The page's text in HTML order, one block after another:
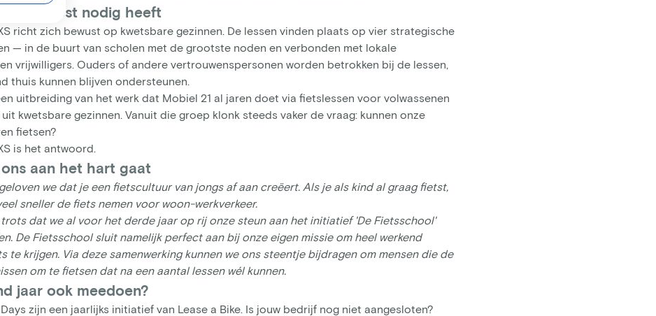
het meest nodig heeft
richt zich bewust op kwetsbare gezinnen. De lessen vinden plaats op vier strategische
— in de buurt van scholen met de grootste noden en verbonden met lokale
vrijwilligers. Ouders of andere vertrouwenspersonen worden betrokken bij de lessen,
thuis kunnen blijven ondersteunen.
uitbreiding van het werk dat Mobiel 21 al jaren doet via fietslessen voor volwassenen
kwetsbare gezinnen. Vanuit die groep klonk steeds vaker de vraag: kunnen onze
fietsen?
is het antwoord.
aan het hart gaat
we dat je een fietscultuur van jongs af aan creëert. Als je als kind al graag fietst,
sneller de fiets nemen voor woon-werkverkeer.
trots dat we al voor het derde jaar op rij onze steun aan het initiatief 'De Fietsschool'
De Fietsschool sluit namelijk perfect aan bij onze eigen missie om heel werkend
te krijgen. Via deze samenwerking kunnen we ons steentje bijdragen om mensen die de
om te fietsen dat na een aantal lessen wél kunnen.
jaar ook meedoen?
zijn een jaarlijks initiatief van Lease a Bike. Is jouw bedrijf nog niet aangesloten?